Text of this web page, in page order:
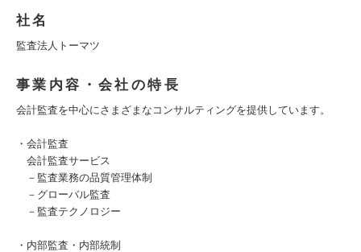
社名
監査法人トーマツ
事業内容・会社の特長
会計監査を中心にさまざまなコンサルティングを提供しています。
・会計監査
会計監査サービス
－監査業務の品質管理体制
－グローバル監査
－監査テクノロジー
・内部監査・内部統制